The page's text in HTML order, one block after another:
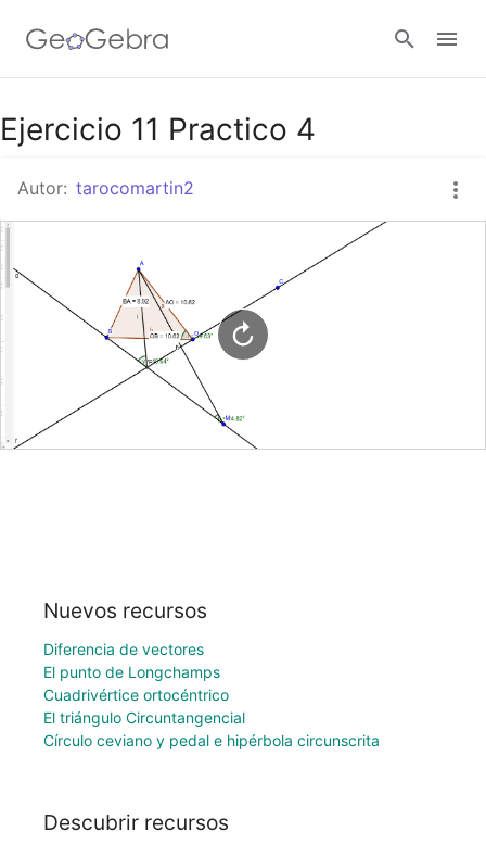
Google Classroom
GeoGebra Classroom
Abrir sesión
Ejercicio 11 Practico 4
Autor: tarocomartin2
Nuevos recursos
Diferencia de vectores
El punto de Longchamps
Cuadrivértice ortocéntrico
El triángulo Circuntangencial
Círculo ceviano y pedal e hipérbola circunscrita
Descubrir recursos